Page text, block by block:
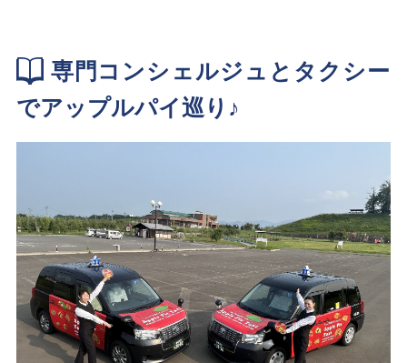
専門コンシェルジュとタクシー
でアップルパイ巡り♪